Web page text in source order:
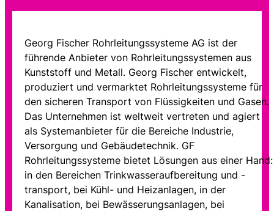
Georg Fischer Rohrleitungssysteme AG ist der
führende Anbieter von Rohrleitungssystemen aus
Kunststoff und Metall. Georg Fischer entwickelt,
produziert und vermarktet Rohrleitungssysteme für
den sicheren Transport von Flüssigkeiten und Gasen.
Das Unternehmen ist weltweit vertreten und agiert
als Systemanbieter für die Bereiche Industrie,
Versorgung und Gebäudetechnik. GF
Rohrleitungssysteme bietet Lösungen aus einer Hand:
in den Bereichen Trinkwasseraufbereitung und -
transport, bei Kühl- und Heizanlagen, in der
Kanalisation, bei Bewässerungsanlagen, bei